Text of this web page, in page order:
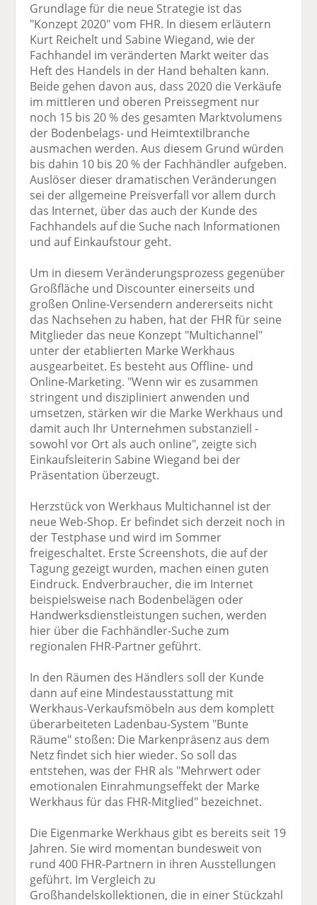
Grundlage für die neue Strategie ist das
"Konzept 2020" vom FHR. In diesem erläutern
Kurt Reichelt und Sabine Wiegand, wie der
Fachhandel im veränderten Markt weiter das
Heft des Handels in der Hand behalten kann.
Beide gehen davon aus, dass 2020 die Verkäufe
im mittleren und oberen Preissegment nur
noch 15 bis 20 % des gesamten Marktvolumens
der Bodenbelags- und Heimtextilbranche
ausmachen werden. Aus diesem Grund würden
bis dahin 10 bis 20 % der Fachhändler aufgeben.
Auslöser dieser dramatischen Veränderungen
sei der allgemeine Preisverfall vor allem durch
das Internet, über das auch der Kunde des
Fachhandels auf die Suche nach Informationen
und auf Einkaufstour geht.
Um in diesem Veränderungsprozess gegenüber
Großfläche und Discounter einerseits und
großen Online-Versendern andererseits nicht
das Nachsehen zu haben, hat der FHR für seine
Mitglieder das neue Konzept "Multichannel"
unter der etablierten Marke Werkhaus
ausgearbeitet. Es besteht aus Offline- und
Online-Marketing. "Wenn wir es zusammen
stringent und diszipliniert anwenden und
umsetzen, stärken wir die Marke Werkhaus und
damit auch Ihr Unternehmen substanziell -
sowohl vor Ort als auch online", zeigte sich
Einkaufsleiterin Sabine Wiegand bei der
Präsentation überzeugt.
Herzstück von Werkhaus Multichannel ist der
neue Web-Shop. Er befindet sich derzeit noch in
der Testphase und wird im Sommer
freigeschaltet. Erste Screenshots, die auf der
Tagung gezeigt wurden, machen einen guten
Eindruck. Endverbraucher, die im Internet
beispielsweise nach Bodenbelägen oder
Handwerksdienstleistungen suchen, werden
hier über die Fachhändler-Suche zum
regionalen FHR-Partner geführt.
In den Räumen des Händlers soll der Kunde
dann auf eine Mindestausstattung mit
Werkhaus-Verkaufsmöbeln aus dem komplett
überarbeiteten Ladenbau-System "Bunte
Räume" stoßen: Die Markenpräsenz aus dem
Netz findet sich hier wieder. So soll das
entstehen, was der FHR als "Mehrwert oder
emotionalen Einrahmungseffekt der Marke
Werkhaus für das FHR-Mitglied" bezeichnet.
Die Eigenmarke Werkhaus gibt es bereits seit 19
Jahren. Sie wird momentan bundesweit von
rund 400 FHR-Partnern in ihren Ausstellungen
geführt. Im Vergleich zu
Großhandelskollektionen, die in einer Stückzahl